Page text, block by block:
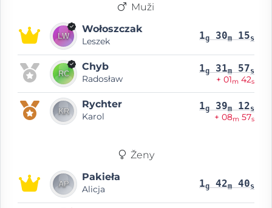
Muži
Wołoszczak
Leszek 1g 30m 15s
Chyb
Radosław
1g 31m 57s
+ 01m 42s
Rychter
Karol
1g 39m 12s
+ 08m 57s
Ženy
Pakieła
Alicja 1g 42m 40s